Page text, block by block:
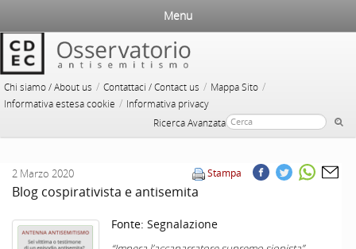
Chi siamo / About us / Contattaci / Contact us / Mappa Sito /
Informativa estesa cookie / Informativa privacy
Ricerca Avanzata
Menu
Stampa
2 Marzo 2020
Blog cospirativista e antisemita
Fonte: Segnalazione